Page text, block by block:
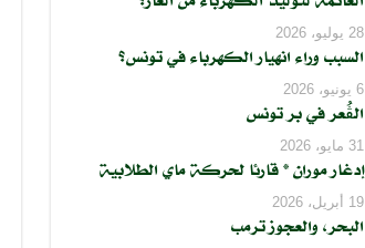
28 يوليو، 2026
السبب وراء انهيار الكهرباء في تونس؟
6 يونيو، 2026
الڨُعر في بر تونس
31 مايو، 2026
إدغار موران * قارئا لحركة ماي الطلابية
19 أبريل، 2026
البحر، والعجوز ترمب